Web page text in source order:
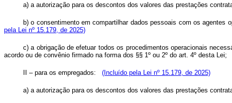
a) a autorização para os descontos dos valores das prestações
b) o consentimento em compartilhar dados pessoais com os
pela Lei nº 15.179, de 2025)
c) a obrigação de efetuar todos os procedimentos operacionais
acordo ou de convênio firmado na forma dos §§ 1º ou 2º do art. 4º desta Lei;
II – para os empregados: (Incluído pela Lei nº 15.179, de 2025)
a) a autorização para os descontos dos valores das prestações